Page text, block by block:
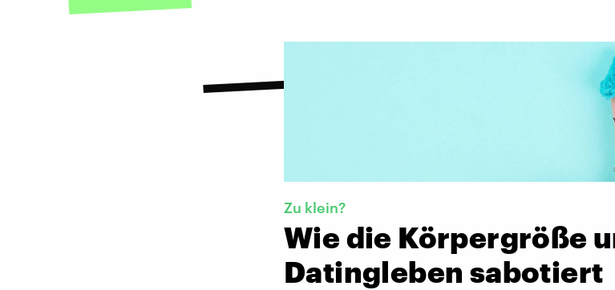
Zu klein?
Wie die Körpergröße
Datingleben sabotiert